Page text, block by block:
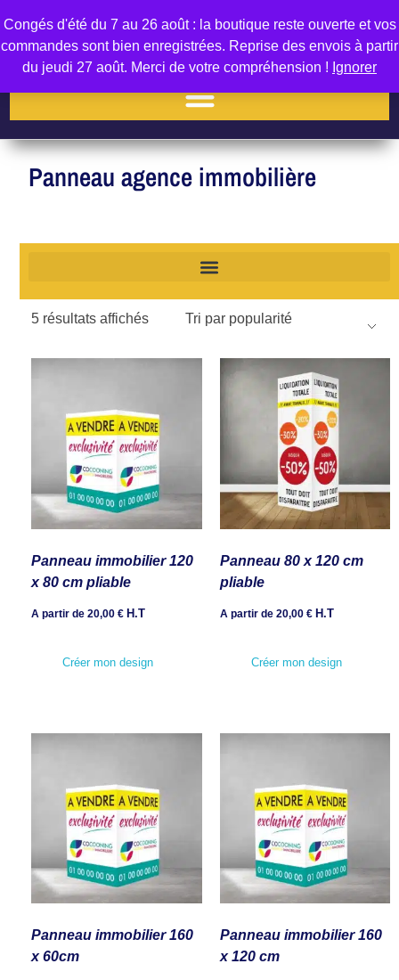
Congés d'été du 7 au 26 août : la boutique reste ouverte et vos
commandes sont bien enregistrées. Reprise des envois à partir
du jeudi 27 août. Merci de votre compréhension ! Ignorer
0
Panneau agence immobilière
5 résultats affichés
Panneau immobilier 120
x 80 cm pliable
A partir de 20,00€ H.T
Créer mon design
Panneau 80 x 120 cm
pliable
A partir de 20,00 € H.T
Créer mon design
Panneau immobilier 160
x 60cm
Panneau immobilier 160
x 120 cm